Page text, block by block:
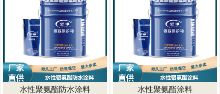
水性聚氨酯防水涂料 水性聚氨酯涂料